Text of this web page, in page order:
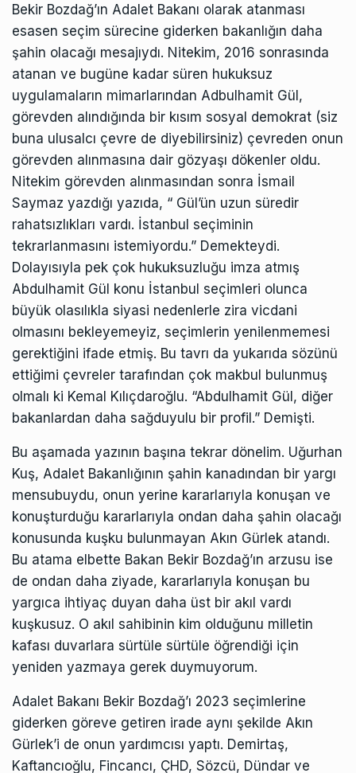
Bekir Bozdağ’ın Adalet Bakanı olarak atanması
esasen seçim sürecine giderken bakanlığın daha
şahin olacağı mesajıydı. Nitekim, 2016 sonrasında
atanan ve bugüne kadar süren hukuksuz
uygulamaların mimarlarından Adbulhamit Gül,
görevden alındığında bir kısım sosyal demokrat (siz
buna ulusalcı çevre de diyebilirsiniz) çevreden onun
görevden alınmasına dair gözyaşı dökenler oldu.
Nitekim görevden alınmasından sonra İsmail
Saymaz yazdığı yazıda, “ Gül’ün uzun süredir
rahatsızlıkları vardı. İstanbul seçiminin
tekrarlanmasını istemiyordu.” Demekteydi.
Dolayısıyla pek çok hukuksuzluğu imza atmış
Abdulhamit Gül konu İstanbul seçimleri olunca
büyük olasılıkla siyasi nedenlerle zira vicdani
olmasını bekleyemeyiz, seçimlerin yenilenmemesi
gerektiğini ifade etmiş. Bu tavrı da yukarıda sözünü
ettiğimi çevreler tarafından çok makbul bulunmuş
olmalı ki Kemal Kılıçdaroğlu. “Abdulhamit Gül, diğer
bakanlardan daha sağduyulu bir profil.” Demişti.
Bu aşamada yazının başına tekrar dönelim. Uğurhan
Kuş, Adalet Bakanlığının şahin kanadından bir yargı
mensubuydu, onun yerine kararlarıyla konuşan ve
konuşturduğu kararlarıyla ondan daha şahin olacağı
konusunda kuşku bulunmayan Akın Gürlek atandı.
Bu atama elbette Bakan Bekir Bozdağ’ın arzusu ise
de ondan daha ziyade, kararlarıyla konuşan bu
yargıca ihtiyaç duyan daha üst bir akıl vardı
kuşkusuz. O akıl sahibinin kim olduğunu milletin
kafası duvarlara sürtüle sürtüle öğrendiği için
yeniden yazmaya gerek duymuyorum.
Adalet Bakanı Bekir Bozdağ’ı 2023 seçimlerine
giderken göreve getiren irade aynı şekilde Akın
Gürlek’i de onun yardımcısı yaptı. Demirtaş,
Kaftancıoğlu, Fincancı, ÇHD, Sözcü, Dündar ve